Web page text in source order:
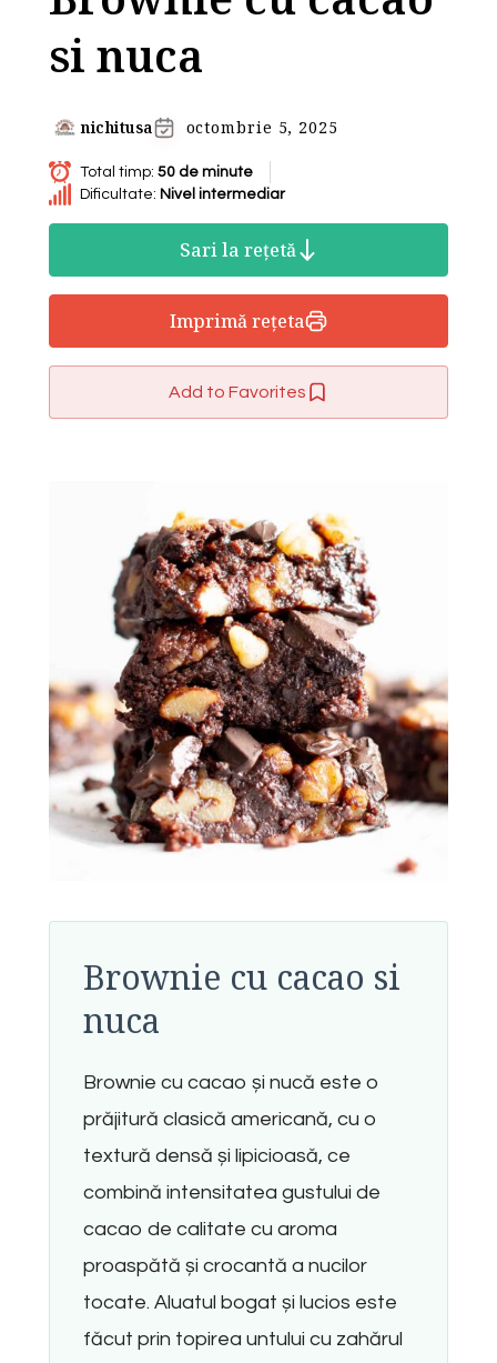
si nuca
nichitusa octombrie 5, 2025
Total timp: 50 de minute
Dificultate: Nivel intermediar
Sari la rețetă
Imprimă rețeta
Add to Favorites
Brownie cu cacao si
nuca
Brownie cu cacao și nucă este o
prăjitură clasică americană, cu o
textură densă și lipicioasă, ce
combină intensitatea gustului de
cacao de calitate cu aroma
proaspătă și crocantă a nucilor
tocate. Aluatul bogat și lucios este
făcut prin topirea untului cu zahărul